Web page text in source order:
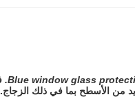
Blue window glass
من الأسطح بما في ذلك الزجاج.